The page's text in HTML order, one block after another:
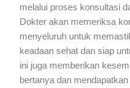
melalui proses konsultasi
Dokter akan memeriksa
menyeluruh untuk
keadaan sehat dan siap
ini juga memberikan
bertanya dan